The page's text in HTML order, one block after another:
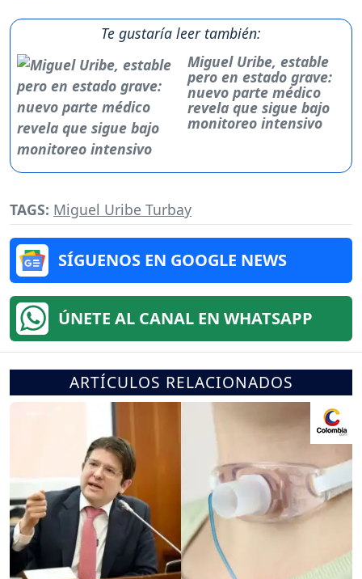
Te gustaría leer también:
Miguel Uribe, estable
pero en estado grave:
nuevo parte médico
revela que sigue bajo
monitoreo intensivo
TAGS: Miguel Uribe Turbay
SÍGUENOS EN GOOGLE NEWS
ÚNETE AL CANAL EN WHATSAPP
ARTÍCULOS RELACIONADOS